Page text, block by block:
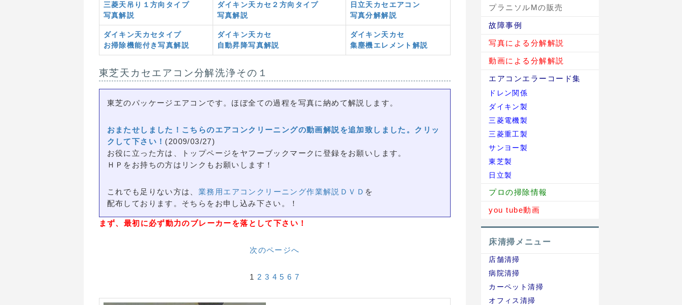
三菱天吊り１方向タイプ
写真解説
ダイキン天カセ２方向タイプ
写真解説
日立天カセエアコン
写真分解解説
ダイキン天カセタイプ
お掃除機能付き写真解説
ダイキン天カセ
自動昇降写真解説
ダイキン天カセ
集塵機エレメント解説
東芝天カセエアコン分解洗浄その１
東芝のパッケージエアコンです。ほぼ全ての過程を写真に納めて解説します。
おまたせしました！こちらのエアコンクリーニングの動画解説を追加致しました。クリッ
クして下さい！ (2009/03/27)
お役に立った方は、トップページをヤフーブックマークに登録をお願いします。
ＨＰをお持ちの方はリンクもお願いします！
これでも足りない方は、 業務用エアコンクリーニング作業解説ＤＶＤ を
配布しております。そちらをお申し込み下さい。！
まず、最初に必ず動力のブレーカーを落として下さい！
次のページへ
1 2 3 4 5 6 7
プラニソルMの販売
故障事例
写真による分解解説
動画による分解解説
エアコンエラーコード集
ドレン関係
ダイキン製
三菱電機製
三菱重工製
サンヨー製
東芝製
日立製
プロの掃除情報
you tube動画
床清掃メニュー
店舗清掃
病院清掃
カーペット清掃
オフィス清掃